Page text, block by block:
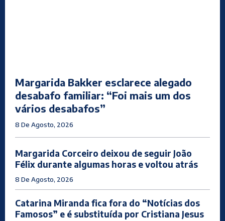
Margarida Bakker esclarece alegado
desabafo familiar: “Foi mais um dos
vários desabafos”
8 De Agosto, 2026
Margarida Corceiro deixou de seguir João
Félix durante algumas horas e voltou atrás
8 De Agosto, 2026
Catarina Miranda fica fora do “Notícias dos
Famosos” e é substituída por Cristiana Jesus